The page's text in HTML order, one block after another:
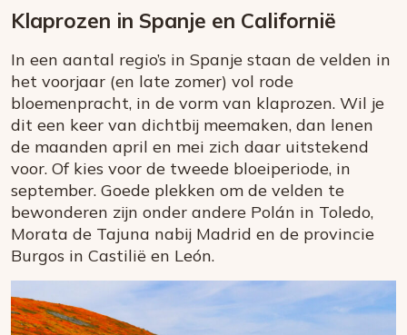
Klaprozen in Spanje en Californië
In een aantal regio’s in Spanje staan de velden in
het voorjaar (en late zomer) vol rode
bloemenpracht, in de vorm van klaprozen. Wil je
dit een keer van dichtbij meemaken, dan lenen
de maanden april en mei zich daar uitstekend
voor. Of kies voor de tweede bloeiperiode, in
september. Goede plekken om de velden te
bewonderen zijn onder andere Polán in Toledo,
Morata de Tajuna nabij Madrid en de provincie
Burgos in Castilië en León.